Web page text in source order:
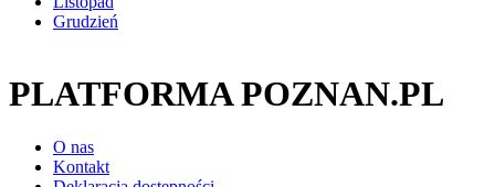
Grudzień
PLATFORMA POZNAN.PL
O nas
Kontakt